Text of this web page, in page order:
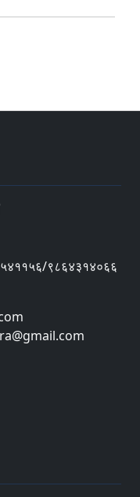
९८६४३१४०६६